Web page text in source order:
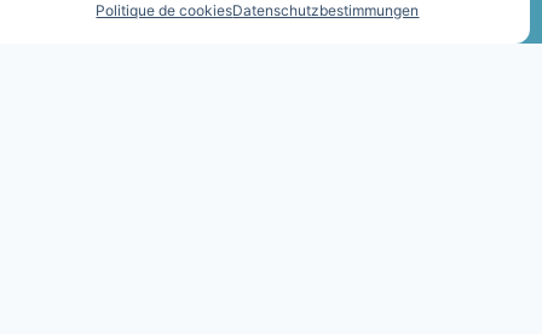
Politique de cookiesDatenschutzbestimmungen